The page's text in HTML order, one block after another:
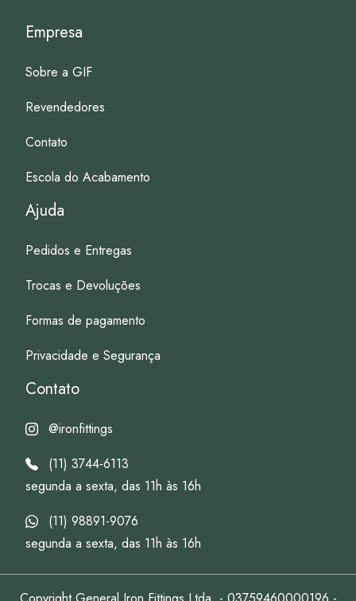
Empresa
Sobre a GIF
Revendedores
Contato
Escola do Acabamento
Ajuda
Pedidos e Entregas
Trocas e Devoluções
Formas de pagamento
Privacidade e Segurança
Contato
@ironfittings
(11) 3744-6113
segunda a sexta, das 11h às 16h
(11) 98891-9076
segunda a sexta, das 11h às 16h